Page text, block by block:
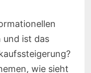
und ist das
wie sieht